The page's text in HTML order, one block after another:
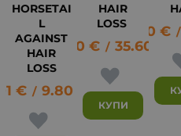
HORSETAI
L
AGAINST
HAIR
LOSS
€ / 9.80 лв.
HAIR
LOSS
18.20 € / 35.60
КУПИ
11.40 € /